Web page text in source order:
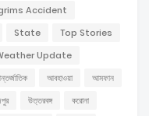
Accident
State
Top Stories
Update
আবহাওয়া
আমফান
উত্তরবঙ্গ
করোনা